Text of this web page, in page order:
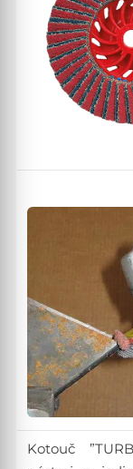
Kotouč